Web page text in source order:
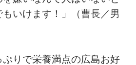
いけます！」（曹長／男
ぷりで栄養満点の広島お好